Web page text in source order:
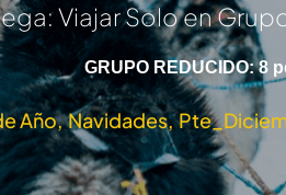
Viajar Solo en
GRUPO REDUCIDO: 8
Año Navidades